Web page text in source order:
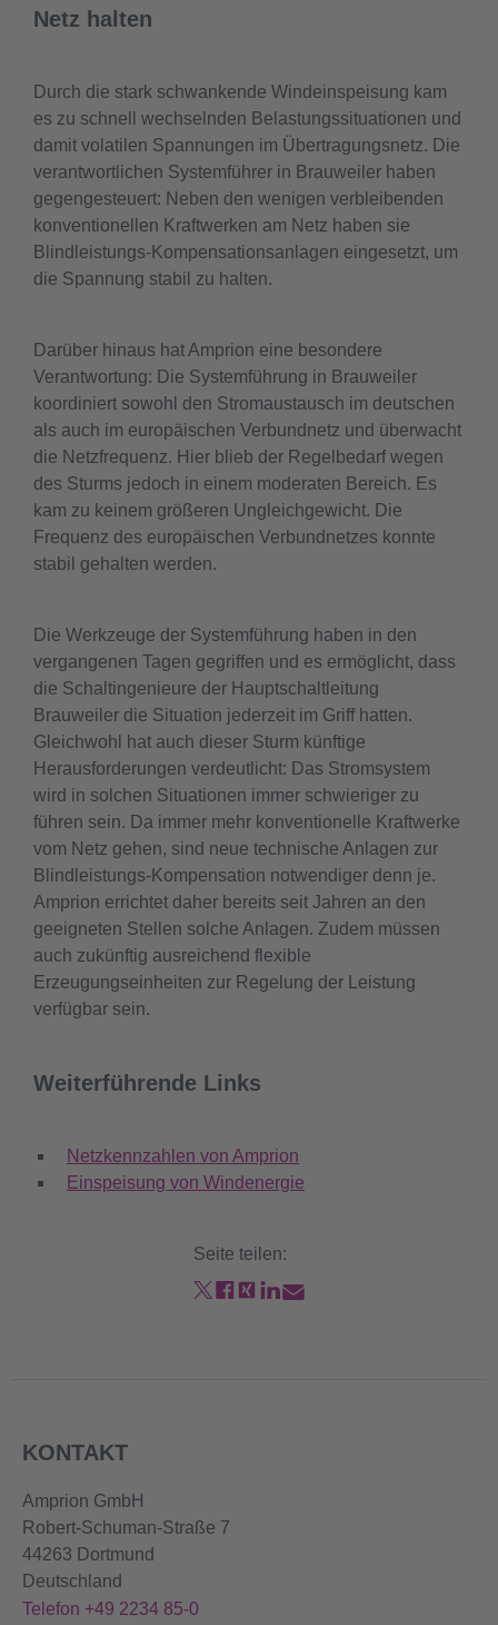
Netz halten
Durch die stark schwankende Windeinspeisung kam
es zu schnell wechselnden Belastungssituationen und
damit volatilen Spannungen im Übertragungsnetz. Die
verantwortlichen Systemführer in Brauweiler haben
gegengesteuert: Neben den wenigen verbleibenden
konventionellen Kraftwerken am Netz haben sie
Blindleistungs-Kompensationsanlagen eingesetzt, um
die Spannung stabil zu halten.
Darüber hinaus hat Amprion eine besondere
Verantwortung: Die Systemführung in Brauweiler
koordiniert sowohl den Stromaustausch im deutschen
als auch im europäischen Verbundnetz und überwacht
die Netzfrequenz. Hier blieb der Regelbedarf wegen
des Sturms jedoch in einem moderaten Bereich. Es
kam zu keinem größeren Ungleichgewicht. Die
Frequenz des europäischen Verbundnetzes konnte
stabil gehalten werden.
Die Werkzeuge der Systemführung haben in den
vergangenen Tagen gegriffen und es ermöglicht, dass
die Schaltingenieure der Hauptschaltleitung
Brauweiler die Situation jederzeit im Griff hatten.
Gleichwohl hat auch dieser Sturm künftige
Herausforderungen verdeutlicht: Das Stromsystem
wird in solchen Situationen immer schwieriger zu
führen sein. Da immer mehr konventionelle Kraftwerke
vom Netz gehen, sind neue technische Anlagen zur
Blindleistungs-Kompensation notwendiger denn je.
Amprion errichtet daher bereits seit Jahren an den
geeigneten Stellen solche Anlagen. Zudem müssen
auch zukünftig ausreichend flexible
Erzeugungseinheiten zur Regelung der Leistung
verfügbar sein.
Weiterführende Links
Netzkennzahlen von Amprion
Einspeisung von Windenergie
Seite teilen:
KONTAKT
Amprion GmbH
Robert-Schuman-Straße 7
44263 Dortmund
Deutschland
Telefon +49 2234 85-0